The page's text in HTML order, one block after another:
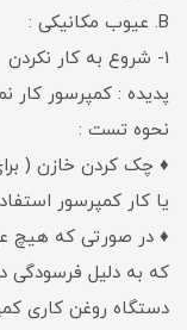
B. عیوب مکانیکی :
1- شروع به کار نکردن
پدیده : کمپرسور کار
نحوه تست :
♦ چک کردن خازن (
یا کار کمپرسور
♦ در صورتی که هیچ
که به دلیل فرسودگی
دستگاه روغن کاری